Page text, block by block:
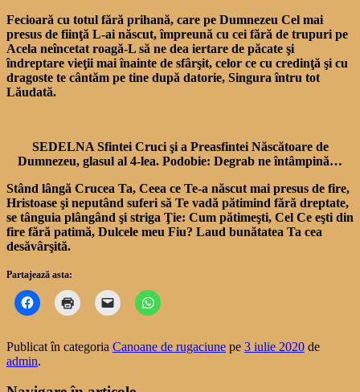
Fecioară cu totul fără prihană, care pe Dumnezeu Cel mai
presus de fiinţă L-ai născut, împreună cu cei fără de trupuri pe
Acela neîncetat roagă-L să ne dea iertare de păcate şi
îndreptare vieţii mai înainte de sfârşit, celor ce cu credinţă şi cu
dragoste te cântăm pe tine după datorie, Singura întru tot
Lăudată.
SEDELNA Sfintei Cruci şi a Preasfintei Născătoare de
Dumnezeu, glasul al 4-lea. Podobie: Degrab ne întâmpină…
Stând lângă Crucea Ta, Ceea ce Te-a născut mai presus de fire,
Hristoase şi neputând suferi să Te vadă pătimind fără dreptate,
se tânguia plângând şi striga Ţie: Cum pătimeşti, Cel Ce eşti din
fire fără patimă, Dulcele meu Fiu? Laud bunătatea Ta cea
desăvârşită.
Partajează asta:
Publicat în categoria Canoane de rugaciune pe 3 iulie 2020 de
admin.